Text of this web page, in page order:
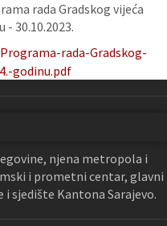
rada Gradskog vijeća
- 30.10.2023.
rada-Gradskog-
godinu.pdf
njena metropola i
i prometni centar, glavni
i sjedište Kantona Sarajevo.